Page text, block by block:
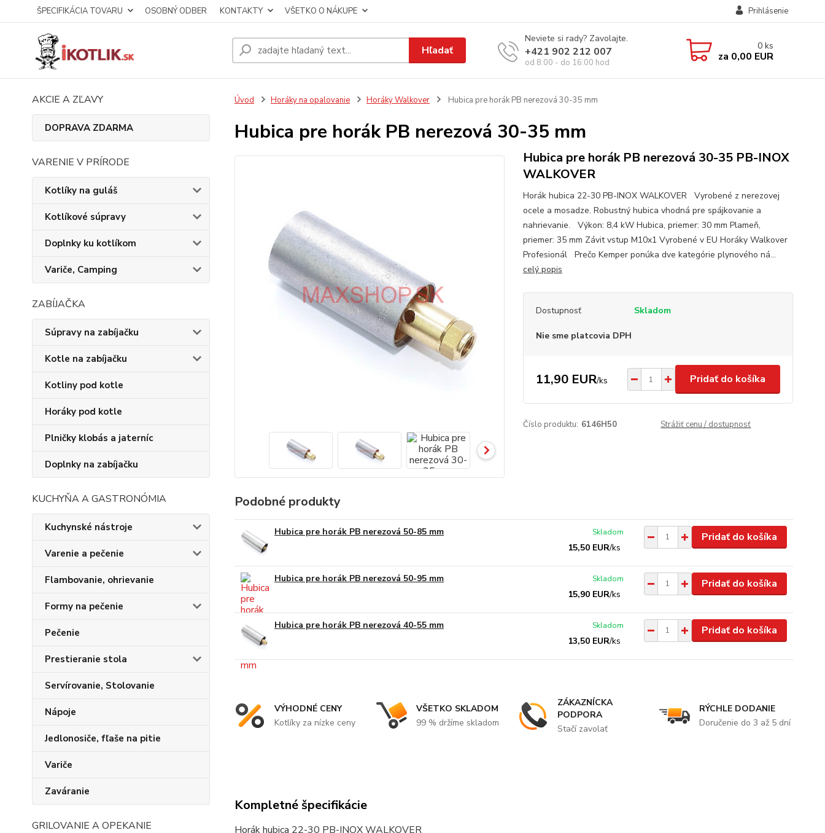
ŠPECIFIKÁCIA TOVARU OSOBNÝ ODBER KONTAKTY VŠETKO O NÁKUPE Prihlásenie
Hľadať
Neviete si rady? Zavolajte.
+421 902 212 007
od 8:00 - do 16:00 hod
0 ks
za 0,00 EUR
AKCIE A ZĽAVY
DOPRAVA ZDARMA
VARENIE V PRÍRODE
Kotlíky na guláš
Kotlíkové súpravy
Doplnky ku kotlíkom
Variče, Camping
ZABÍJAČKA
Súpravy na zabíjačku
Kotle na zabíjačku
Kotliny pod kotle
Horáky pod kotle
Plničky klobás a jaterníc
Doplnky na zabíjačku
KUCHYŇA A GASTRONÓMIA
Kuchynské nástroje
Varenie a pečenie
Flambovanie, ohrievanie
Formy na pečenie
Pečenie
Prestieranie stola
Servírovanie, Stolovanie
Nápoje
Jedlonosiče, fľaše na pitie
Variče
Zaváranie
GRILOVANIE A OPEKANIE
Úvod Horáky na opalovanie Horáky Walkover Hubica pre horák PB nerezová 30-35 mm
Hubica pre horák PB nerezová 30-35 mm
Hubica pre horák PB nerezová 30-35 PB-INOX
WALKOVER
Horák hubica 22-30 PB-INOX WALKOVER Vyrobené z nerezovej
ocele a mosadze. Robustný hubica vhodná pre spájkovanie a
nahrievanie. Výkon: 8,4 kW Hubica, priemer: 30 mm Plameň,
priemer: 35 mm Závit vstup M10x1 Vyrobené v EU Horáky Walkover
Profesionál Prečo Kemper ponúka dve kategórie plynového ná...
celý popis
Dostupnosť Skladom
Nie sme platcovia DPH
11,90 EUR/ks Pridať do košíka
Číslo produktu: 6146H50 Strážiť cenu / dostupnosť
Podobné produkty
Hubica pre horák PB nerezová 50-85 mm
15,50 EUR/ks
Skladom Pridať do košíka
Hubica pre horák PB nerezová 50-95 mm
15,90 EUR/ks
Skladom Pridať do košíka
Hubica pre horák PB nerezová 40-55 mm
13,50 EUR/ks
Skladom Pridať do košíka
VÝHODNÉ CENY
Kotlíky za nízke ceny
VŠETKO SKLADOM
99 % držíme skladom
ZÁKAZNÍCKA
PODPORA
Stačí zavolať
RÝCHLE DODANIE
Doručenie do 3 až 5 dní
Kompletné špecifikácie
Horák hubica 22-30 PB-INOX WALKOVER